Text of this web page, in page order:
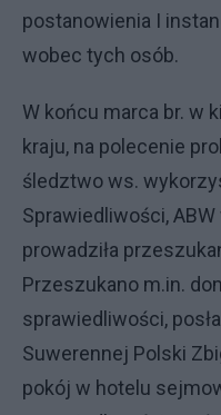
postanowienia I
wobec tych osób.
W końcu marca br. w
kraju, na polecenie
śledztwo ws.
Sprawiedliwości,
prowadziła
Przeszukano m.in.
sprawiedliwości,
Suwerennej Polski
pokój w hotelu